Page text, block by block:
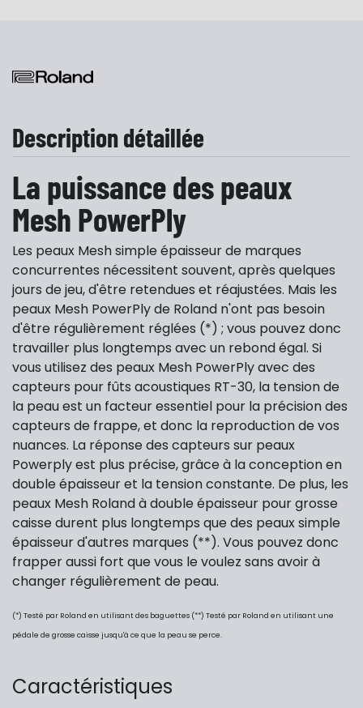
Description détaillée
La puissance des peaux
Mesh PowerPly
Les peaux Mesh simple épaisseur de marques
concurrentes nécessitent souvent, après quelques
jours de jeu, d'être retendues et réajustées. Mais les
peaux Mesh PowerPly de Roland n'ont pas besoin
d'être régulièrement réglées (*) ; vous pouvez donc
travailler plus longtemps avec un rebond égal. Si
vous utilisez des peaux Mesh PowerPly avec des
capteurs pour fûts acoustiques RT-30, la tension de
la peau est un facteur essentiel pour la précision des
capteurs de frappe, et donc la reproduction de vos
nuances. La réponse des capteurs sur peaux
Powerply est plus précise, grâce à la conception en
double épaisseur et la tension constante. De plus, les
peaux Mesh Roland à double épaisseur pour grosse
caisse durent plus longtemps que des peaux simple
épaisseur d'autres marques (**). Vous pouvez donc
frapper aussi fort que vous le voulez sans avoir à
changer régulièrement de peau.
(*) Testé par Roland en utilisant des baguettes (**) Testé par Roland en utilisant une
pédale de grosse caisse jusqu'à ce que la peau se perce.
Caractéristiques